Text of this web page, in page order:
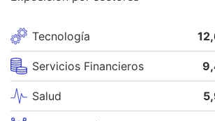
Tecnología
Servicios Financieros
Salud